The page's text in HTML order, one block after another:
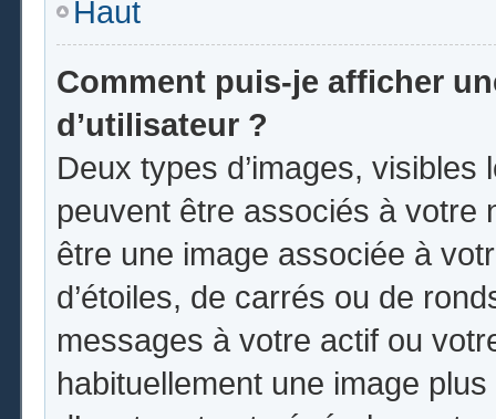
Haut
Comment puis-je afficher
d’utilisateur ?
Deux types d’images,
peuvent être associés à votre
être une image associée à
d’étoiles, de carrés ou de
messages à votre actif ou
habituellement une image